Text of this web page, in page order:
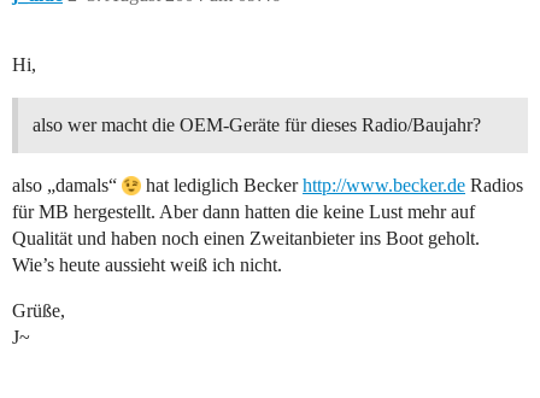
Hi,
also wer macht die OEM-Geräte für dieses Radio/Baujahr?
also „damals“ hat lediglich Beckerhttp://www.becker.de Radios
für MB hergestellt. Aber dann hatten die keine Lust mehr auf
Qualität und haben noch einen Zweitanbieter ins Boot geholt.
Wie’s heute aussieht weiß ich nicht.
Grüße,
J~